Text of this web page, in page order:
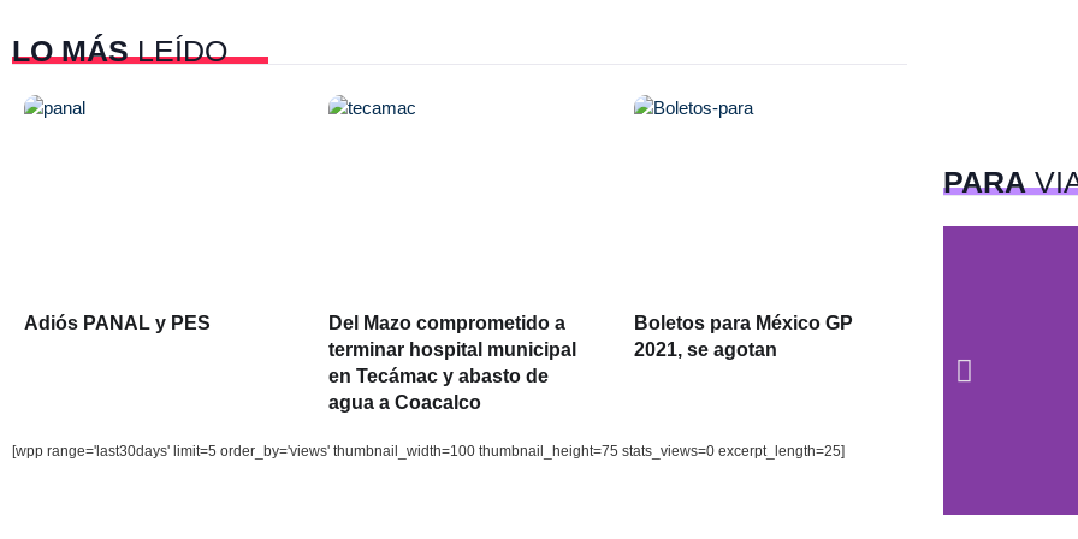
LO MÁSLEÍDO
Adiós PANAL y PES
Del Mazo comprometido a
terminar hospital municipal
en Tecámac y abasto de
agua a Coacalco
Boletos para México GP
2021, se agotan
[wpp range='last30days' limit=5 order_by='views' thumbnail_width=100 thumbnail_height=75 stats_views=0 excerpt_length=25]
PARA